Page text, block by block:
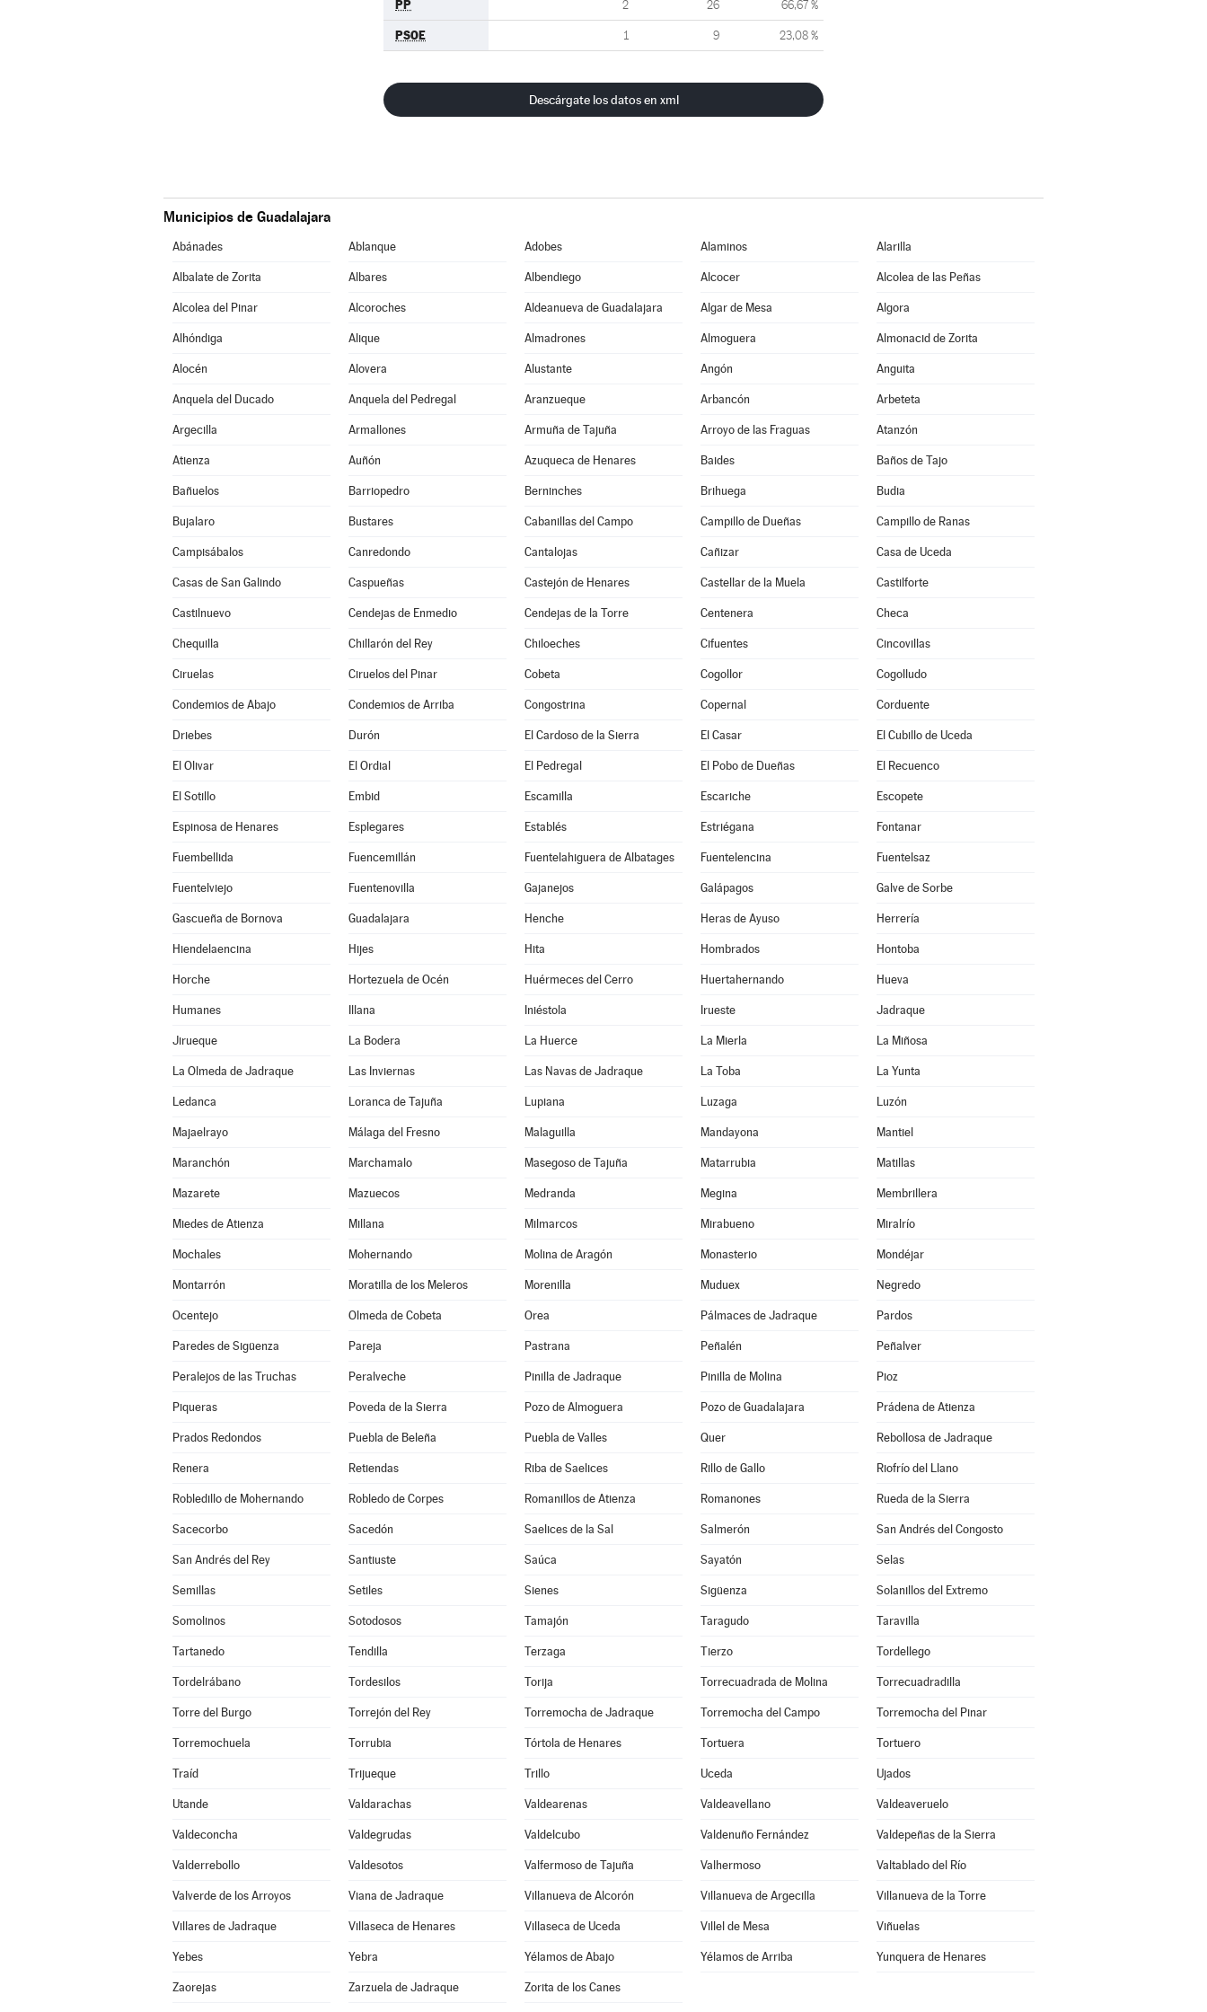
PP 2 26 66,67 %
PSOE 1 9 23,08 %
Descárgate los datos en xml
Municipios de Guadalajara
Abánades Ablanque Adobes Alaminos Alarilla
Albalate de Zorita Albares Albendiego Alcocer Alcolea de las Peñas
Alcolea del Pinar Alcoroches Aldeanueva de Guadalajara Algar de Mesa Algora
Alhóndiga Alique Almadrones Almoguera Almonacid de Zorita
Alocén Alovera Alustante Angón Anguita
Anquela del Ducado Anquela del Pedregal Aranzueque Arbancón Arbeteta
Argecilla Armallones Armuña de Tajuña Arroyo de las Fraguas Atanzón
Atienza Auñón Azuqueca de Henares Baides Baños de Tajo
Bañuelos Barriopedro Berninches Brihuega Budia
Bujalaro Bustares Cabanillas del Campo Campillo de Dueñas Campillo de Ranas
Campisábalos Canredondo Cantalojas Cañizar Casa de Uceda
Casas de San Galindo Caspueñas Castejón de Henares Castellar de la Muela Castilforte
Castilnuevo Cendejas de Enmedio Cendejas de la Torre Centenera Checa
Chequilla Chillarón del Rey Chiloeches Cifuentes Cincovillas
Ciruelas Ciruelos del Pinar Cobeta Cogollor Cogolludo
Condemios de Abajo Condemios de Arriba Congostrina Copernal Corduente
Driebes Durón El Cardoso de la Sierra El Casar El Cubillo de Uceda
El Olivar El Ordial El Pedregal El Pobo de Dueñas El Recuenco
El Sotillo Embid Escamilla Escariche Escopete
Espinosa de Henares Esplegares Establés Estriégana Fontanar
Fuembellida Fuencemillán Fuentelahiguera de Albatages Fuentelencina Fuentelsaz
Fuentelviejo Fuentenovilla Gajanejos Galápagos Galve de Sorbe
Gascueña de Bornova Guadalajara Henche Heras de Ayuso Herrería
Hiendelaencina Hijes Hita Hombrados Hontoba
Horche Hortezuela de Océn Huérmeces del Cerro Huertahernando Hueva
Humanes Illana Iniéstola Irueste Jadraque
Jirueque La Bodera La Huerce La Mierla La Miñosa
La Olmeda de Jadraque Las Inviernas Las Navas de Jadraque La Toba La Yunta
Ledanca Loranca de Tajuña Lupiana Luzaga Luzón
Majaelrayo Málaga del Fresno Malaguilla Mandayona Mantiel
Maranchón Marchamalo Masegoso de Tajuña Matarrubia Matillas
Mazarete Mazuecos Medranda Megina Membrillera
Miedes de Atienza Millana Milmarcos Mirabueno Miralrío
Mochales Mohernando Molina de Aragón Monasterio Mondéjar
Montarrón Moratilla de los Meleros Morenilla Muduex Negredo
Ocentejo Olmeda de Cobeta Orea Pálmaces de Jadraque Pardos
Paredes de Sigüenza Pareja Pastrana Peñalén Peñalver
Peralejos de las Truchas Peralveche Pinilla de Jadraque Pinilla de Molina Pioz
Piqueras Poveda de la Sierra Pozo de Almoguera Pozo de Guadalajara Prádena de Atienza
Prados Redondos Puebla de Beleña Puebla de Valles Quer Rebollosa de Jadraque
Renera Retiendas Riba de Saelices Rillo de Gallo Riofrío del Llano
Robledillo de Mohernando Robledo de Corpes Romanillos de Atienza Romanones Rueda de la Sierra
Sacecorbo Sacedón Saelices de la Sal Salmerón San Andrés del Congosto
San Andrés del Rey Santiuste Saúca Sayatón Selas
Semillas Setiles Sienes Sigüenza Solanillos del Extremo
Somolinos Sotodosos Tamajón Taragudo Taravilla
Tartanedo Tendilla Terzaga Tierzo Tordellego
Tordelrábano Tordesilos Torija Torrecuadrada de Molina Torrecuadradilla
Torre del Burgo Torrejón del Rey Torremocha de Jadraque Torremocha del Campo Torremocha del Pinar
Torremochuela Torrubia Tórtola de Henares Tortuera Tortuero
Traíd Trijueque Trillo Uceda Ujados
Utande Valdarachas Valdearenas Valdeavellano Valdeaveruelo
Valdeconcha Valdegrudas Valdelcubo Valdenuño Fernández Valdepeñas de la Sierra
Valderrebollo Valdesotos Valfermoso de Tajuña Valhermoso Valtablado del Río
Valverde de los Arroyos Viana de Jadraque Villanueva de Alcorón Villanueva de Argecilla Villanueva de la Torre
Villares de Jadraque Villaseca de Henares Villaseca de Uceda Villel de Mesa Viñuelas
Yebes Yebra Yélamos de Abajo Yélamos de Arriba Yunquera de Henares
Zaorejas Zarzuela de Jadraque Zorita de los Canes